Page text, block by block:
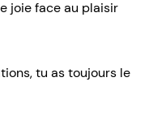
joie face au plaisir
tu as toujours le